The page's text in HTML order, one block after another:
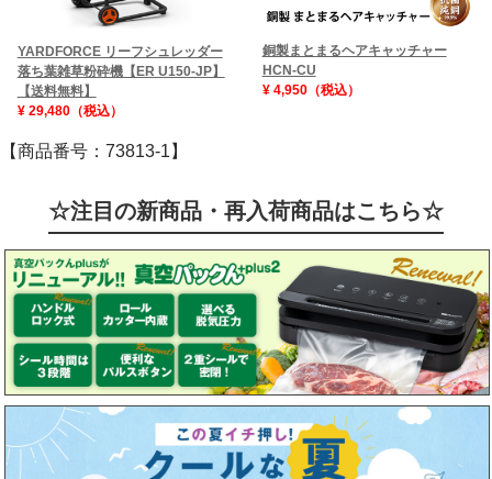
YARDFORCE リーフシュレッダー
落ち葉雑草粉砕機【ER U150-JP】
【送料無料】
¥ 29,480（税込）
銅製まとまるヘアキャッチャー
HCN-CU
¥ 4,950（税込）
【商品番号：73813-1】
☆注目の新商品・再入荷商品はこちら☆